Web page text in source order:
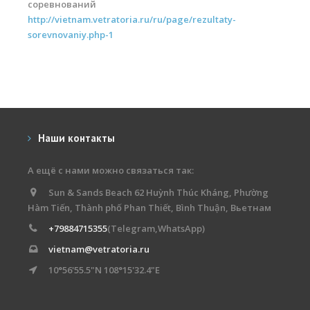
Прокат виндсерфинга и винг фойла
Обучение Wing Foil
соревнований
http://vietnam.vetratoria.ru/ru/page/rezultaty-
sorevnovaniy.php-1
Наши контакты
А ещё с нами можно связаться так:
Sun & Sands Beach 62 Huỳnh Thúc Kháng, Phường
Hàm Tiến, Thành phố Phan Thiết, Bình Thuận, Вьетнам
+79884715355(Telegram,WhatsApp)
vietnam@vetratoria.ru
10°56'55.5"N 108°15'32.4"E